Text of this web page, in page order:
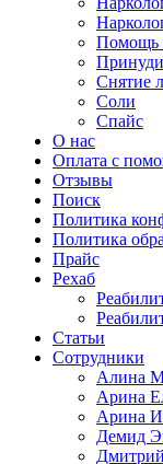
Помощь
Снятие
Соли
Спайс
О нас
Оплата с
Отзывы
Поиск
Политика
Политика
Прайс
Рехаб
Статьи
Сотрудники
Алина
Арина
Арина
Демид